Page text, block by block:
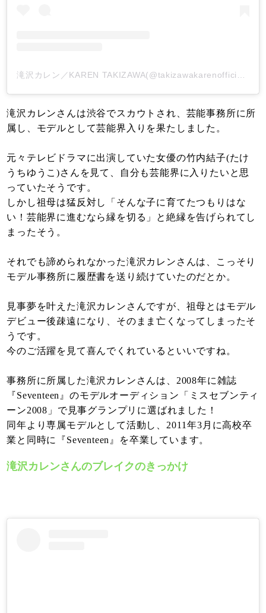
滝沢カレンさんは渋谷でスカウトされ、芸能事務所に所
属し、モデルとして芸能界入りを果たしました。
元々テレビドラマに出演していた女優の竹内結子(たけ
うちゆうこ)さんを見て、自分も芸能界に入りたいと思
っていたそうです。
しかし祖母は猛反対し「そんな子に育てたつもりはな
い！芸能界に進むなら縁を切る」と絶縁を告げられてし
まったそう。
それでも諦められなかった滝沢カレンさんは、こっそり
モデル事務所に履歴書を送り続けていたのだとか。
見事夢を叶えた滝沢カレンさんですが、祖母とはモデル
デビュー後疎遠になり、そのまま亡くなってしまったそ
うです。
今のご活躍を見て喜んでくれているといいですね。
事務所に所属した滝沢カレンさんは、2008年に雑誌
『Seventeen』のモデルオーディション「ミスセブンティ
ーン2008」で見事グランプリに選ばれました！
同年より専属モデルとして活動し、2011年3月に高校卒
業と同時に『Seventeen』を卒業しています。
滝沢カレンさんのブレイクのきっかけ